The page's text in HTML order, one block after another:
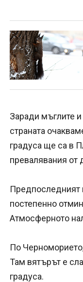
Заради мъглите
страната
градуса ще са в
превалявания
Предпоследният
постепенно
Атмосферното
По
Там вятърът е
градуса.